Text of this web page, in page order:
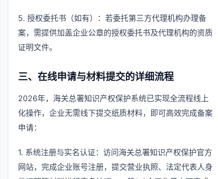
5. 授权委托书（如有）：若委托第三方代理机构办理备
案，需提供加盖企业公章的授权委托书及代理机构的资质
证明文件。
三、在线申请与材料提交的详细流程
2026年，海关总署知识产权保护系统已实现全流程线上
化操作，企业无需线下提交纸质材料，即可高效完成备案
申请：
1. 系统注册与实名认证：访问海关总署知识产权保护官方
网站，完成企业账号注册，提交营业执照、法定代表人身